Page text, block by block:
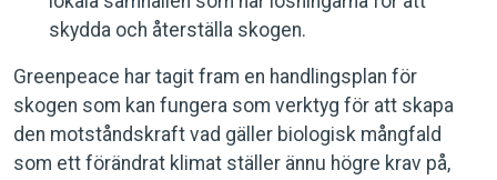
skydda och återställa skogen.
Greenpeace har tagit fram en handlingsplan för
skogen som kan fungera som verktyg för att skapa
den motståndskraft vad gäller biologisk mångfald
som ett förändrat klimat ställer ännu högre krav på,